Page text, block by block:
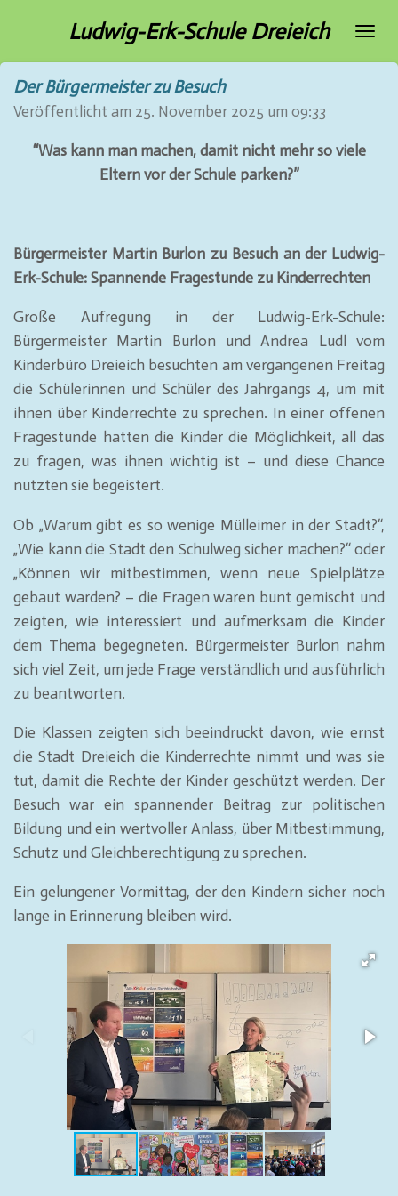
Hauptinhalt
springen
Ludwig-Erk-Schule Dreieich
Der Bürgermeister zu Besuch
Veröffentlicht am 25. November 2025 um 09:33
“Was kann man machen, damit nicht mehr so viele
Eltern vor der Schule parken?”
Bürgermeister Martin Burlon zu Besuch an der Ludwig-
Erk-Schule: Spannende Fragestunde zu Kinderrechten
Große Aufregung in der Ludwig-Erk-Schule:
Bürgermeister Martin Burlon und Andrea Ludl vom
Kinderbüro Dreieich besuchten am vergangenen Freitag
die Schülerinnen und Schüler des Jahrgangs 4, um mit
ihnen über Kinderrechte zu sprechen. In einer offenen
Fragestunde hatten die Kinder die Möglichkeit, all das
zu fragen, was ihnen wichtig ist – und diese Chance
nutzten sie begeistert.
Ob „Warum gibt es so wenige Mülleimer in der Stadt?“,
„Wie kann die Stadt den Schulweg sicher machen?“ oder
„Können wir mitbestimmen, wenn neue Spielplätze
gebaut warden? – die Fragen waren bunt gemischt und
zeigten, wie interessiert und aufmerksam die Kinder
dem Thema begegneten. Bürgermeister Burlon nahm
sich viel Zeit, um jede Frage verständlich und ausführlich
zu beantworten.
Die Klassen zeigten sich beeindruckt davon, wie ernst
die Stadt Dreieich die Kinderrechte nimmt und was sie
tut, damit die Rechte der Kinder geschützt werden. Der
Besuch war ein spannender Beitrag zur politischen
Bildung und ein wertvoller Anlass, über Mitbestimmung,
Schutz und Gleichberechtigung zu sprechen.
Ein gelungener Vormittag, der den Kindern sicher noch
lange in Erinnerung bleiben wird.